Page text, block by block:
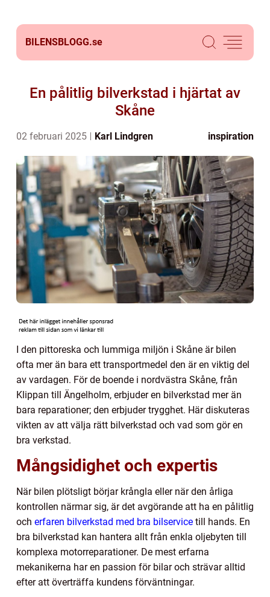
BILENSBLOGG.se
En pålitlig bilverkstad i hjärtat av
Skåne
02 februari 2025 Karl Lindgren inspiration
I den pittoreska och lummiga miljön i Skåne är bilen
ofta mer än bara ett transportmedel den är en viktig del
av vardagen. För de boende i nordvästra Skåne, från
Klippan till Ängelholm, erbjuder en bilverkstad mer än
bara reparationer; den erbjuder trygghet. Här diskuteras
vikten av att välja rätt bilverkstad och vad som gör en
bra verkstad.
Mångsidighet och expertis
När bilen plötsligt börjar krångla eller när den årliga
kontrollen närmar sig, är det avgörande att ha en pålitlig
och erfaren bilverkstad med bra bilservice till hands. En
bra bilverkstad kan hantera allt från enkla oljebyten till
komplexa motorreparationer. De mest erfarna
mekanikerna har en passion för bilar och strävar alltid
efter att överträffa kundens förväntningar.